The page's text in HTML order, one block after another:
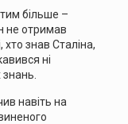
більше –
не отримав
знав Сталіна,
ні
навіть на